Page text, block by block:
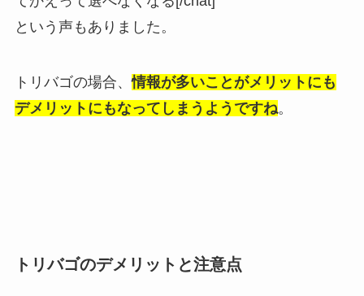
という声もありました。
トリバゴの場合、情報が多いことがメリットにも
デメリットにもなってしまうようですね。
トリバゴのデメリットと注意点